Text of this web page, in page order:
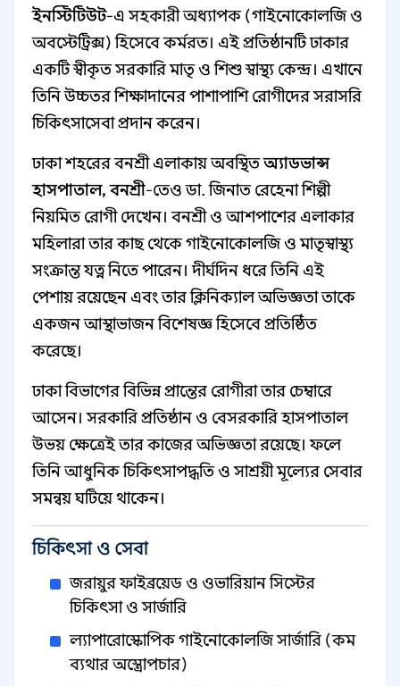
ইনস্টিটিউট-এ সহকারী অধ্যাপক (গাইনোকোলজি ও
অবস্টেট্রিক্স) হিসেবে কর্মরত। এই প্রতিষ্ঠানটি ঢাকার
একটি স্বীকৃত সরকারি মাতৃ ও শিশু স্বাস্থ্য কেন্দ্র। এখানে
তিনি উচ্চতর শিক্ষাদানের পাশাপাশি রোগীদের সরাসরি
চিকিৎসাসেবা প্রদান করেন।
ঢাকা শহরের বনশ্রী এলাকায় অবস্থিতঅ্যাডভান্স
হাসপাতাল, বনশ্রী-তেও ডা. জিনাত রেহেনা শিল্পী
নিয়মিত রোগী দেখেন। বনশ্রী ও আশপাশের এলাকার
মহিলারা তার কাছ থেকে গাইনোকোলজি ও মাতৃস্বাস্থ্য
সংক্রান্ত যত্ন নিতে পারেন। দীর্ঘদিন ধরে তিনি এই
পেশায় রয়েছেন এবং তার ক্লিনিক্যাল অভিজ্ঞতা তাকে
একজন আস্থাভাজন বিশেষজ্ঞ হিসেবে প্রতিষ্ঠিত
করেছে।
ঢাকা বিভাগের বিভিন্ন প্রান্তের রোগীরা তার চেম্বারে
আসেন। সরকারি প্রতিষ্ঠান ও বেসরকারি হাসপাতাল
উভয় ক্ষেত্রেই তার কাজের অভিজ্ঞতা রয়েছে। ফলে
তিনি আধুনিক চিকিৎসাপদ্ধতি ও সাশ্রয়ী মূল্যের সেবার
সমন্বয় ঘটিয়ে থাকেন।
চিকিৎসা ও সেবা
জরায়ুর ফাইব্রয়েড ও ওভারিয়ান সিস্টের
চিকিৎসা ও সার্জারি
ল্যাপারোস্কোপিক গাইনোকোলজি সার্জারি (কম
ব্যথার অস্ত্রোপচার)